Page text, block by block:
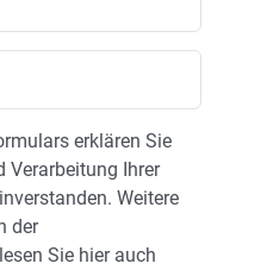
erklären Sie
Verarbeitung Ihrer
Weitere
der
Sie hier auch